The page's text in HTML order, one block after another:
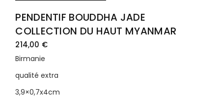
PENDENTIF BOUDDHA JADE
COLLECTION DU HAUT MYANMAR
214,00 €
Birmanie
qualité extra
3,9×0,7x4cm